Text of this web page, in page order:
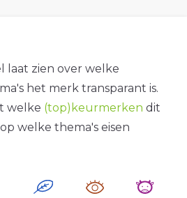
laat zien over welke
het merk transparant is.
welke (top)keurmerken dit
welke thema's eisen